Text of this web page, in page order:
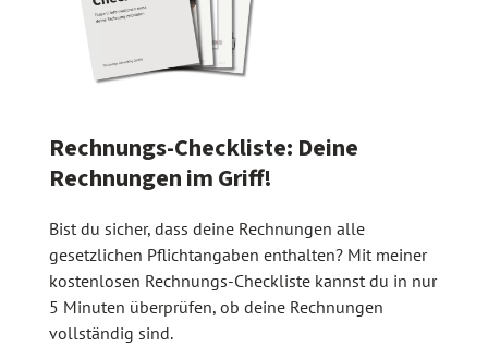
Rechnungs-Checkliste: Deine
Rechnungen im Griff!
Bist du sicher, dass deine Rechnungen alle
gesetzlichen Pflichtangaben enthalten? Mit meiner
kostenlosen Rechnungs-Checkliste kannst du in nur
5 Minuten überprüfen, ob deine Rechnungen
vollständig sind.